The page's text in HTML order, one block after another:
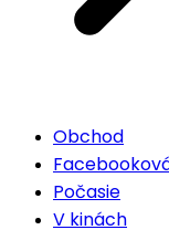
Obchod
Počasie
V kinách